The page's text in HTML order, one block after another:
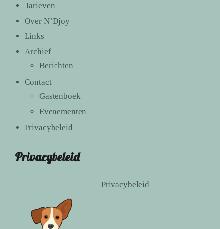
Tarieven
Over N’Djoy
Links
Archief
Berichten
Contact
Gastenboek
Evenementen
Privacybeleid
Privacybeleid
Privacybeleid